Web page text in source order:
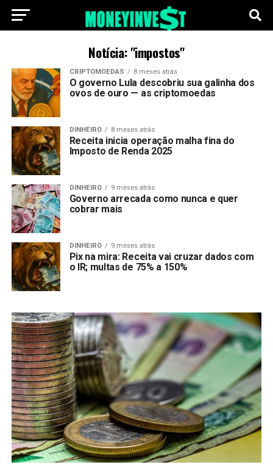
Notícia: "impostos"
CRIPTOMOEDAS 8 meses atrás
O governo Lula descobriu sua galinha dos
ovos de ouro — as criptomoedas
DINHEIRO 8 meses atrás
Receita inicia operação malha fina do
Imposto de Renda 2025
DINHEIRO 9 meses atrás
Governo arrecada como nunca e quer
cobrar mais
DINHEIRO 9 meses atrás
Pix na mira: Receita vai cruzar dados com
o IR; multas de 75% a 150%